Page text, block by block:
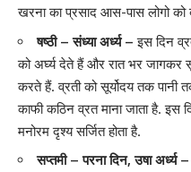
खरना का प्रसाद आस-पास लोगो को
षष्ठी – संध्या अर्ध्य –इस दिन
को अर्घ्य देते हैं और रात भर जागकर
करते हैं. व्रती को सूर्योदय तक पानी
काफी कठिन व्रत माना जाता है. इस
मनोरम दृश्य सर्जित होता है.
सप्तमी – परना दिन, उषा अर्ध्य